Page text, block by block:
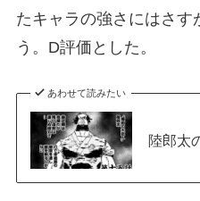
たキャラの強さにはさす
う。D評価とした。
あわせて読みたい
陸郎太